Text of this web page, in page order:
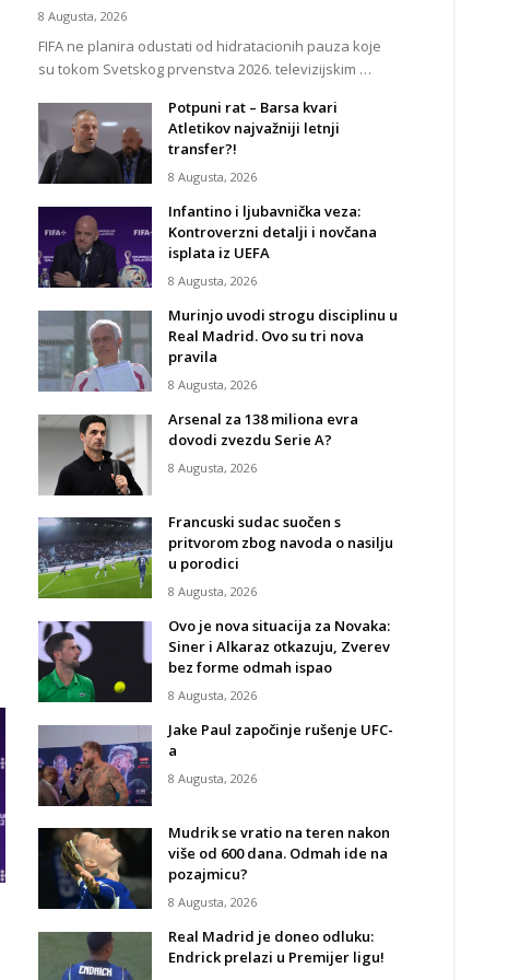
8 Augusta, 2026
FIFA ne planira odustati od hidratacionih pauza koje
su tokom Svetskog prvenstva 2026. televizijskim …
Potpuni rat – Barsa kvari
Atletikov najvažniji letnji
transfer?!
8 Augusta, 2026
Infantino i ljubavnička veza:
Kontroverzni detalji i novčana
isplata iz UEFA
8 Augusta, 2026
Murinjo uvodi strogu disciplinu u
Real Madrid. Ovo su tri nova
pravila
8 Augusta, 2026
Arsenal za 138 miliona evra
dovodi zvezdu Serie A?
8 Augusta, 2026
Francuski sudac suočen s
pritvorom zbog navoda o nasilju
u porodici
8 Augusta, 2026
Ovo je nova situacija za Novaka:
Siner i Alkaraz otkazuju, Zverev
bez forme odmah ispao
8 Augusta, 2026
Jake Paul započinje rušenje UFC-
a
8 Augusta, 2026
Mudrik se vratio na teren nakon
više od 600 dana. Odmah ide na
pozajmicu?
8 Augusta, 2026
Real Madrid je doneo odluku:
Endrick prelazi u Premijer ligu!